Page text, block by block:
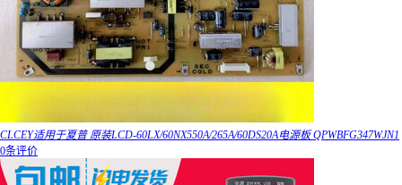
CLCEY适用于夏普 原装LCD-60LX/60NX550A/265A/60DS20A电源板 QPWBFG347WJN1
0条评价